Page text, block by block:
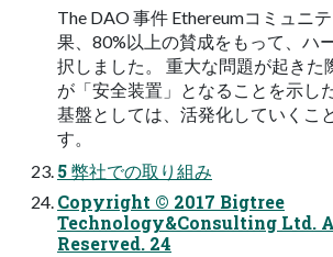
The DAO 事件 Ethereumコミュニ
果、80%以上の賛成をもって、ハ
択しました。 重⼤な問題が起きた
が「安全装置」となることを⽰し
基盤としては、活発化していくこ
す。
5 弊社での取り組み
Copyright © 2017 Bigtree
Technology&Consulting Ltd.
Reserved. 24